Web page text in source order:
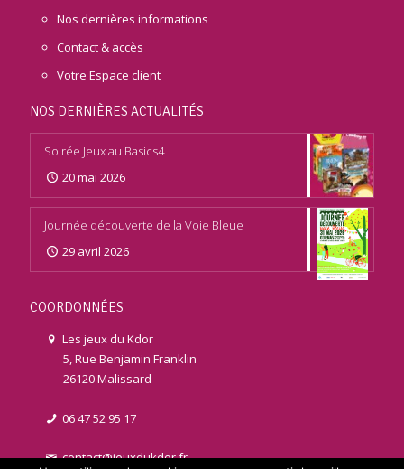
Nos dernières informations
Contact & accès
Votre Espace client
NOS DERNIÈRES ACTUALITÉS
Soirée Jeux au Basics4
20 mai 2026
Journée découverte de la Voie Bleue
29 avril 2026
COORDONNÉES
Les jeux du Kdor
5, Rue Benjamin Franklin
26120 Malissard
06 47 52 95 17
contact@jeuxdukdor.fr